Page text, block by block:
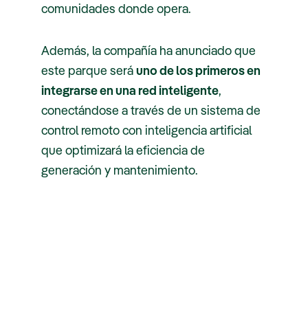
comunidades donde opera.
Además, la compañía ha anunciado que
este parque seráuno de los primeros en
integrarse en una red inteligente,
conectándose a través de un sistema de
control remoto con inteligencia artificial
que optimizará la eficiencia de
generación y mantenimiento.